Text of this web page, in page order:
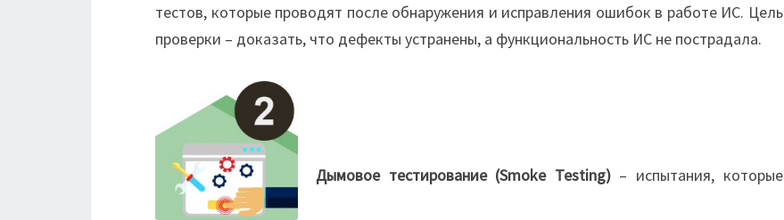
тестов, которые проводят после обнаружения и исправления ошибок в работе ИС. Цель
проверки – доказать, что дефекты устранены, а функциональность ИС не пострадала.
Дымовое тестирование (Smoke Testing)– испытания, которые